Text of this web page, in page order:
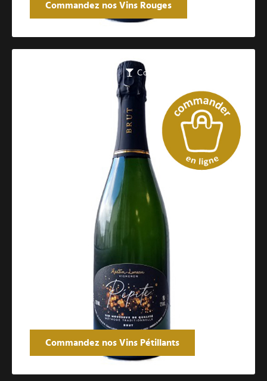
Commandez nos Vins Rouges
Commandez nos Vins Pétillants
Catalogue des vins pétillants